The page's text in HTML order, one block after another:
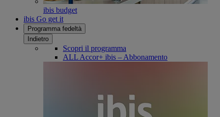
ibis budget
ibis Go get it
Programma fedeltà
Indietro
Scopri il programma
ALL Accor+ ibis – Abbonamento